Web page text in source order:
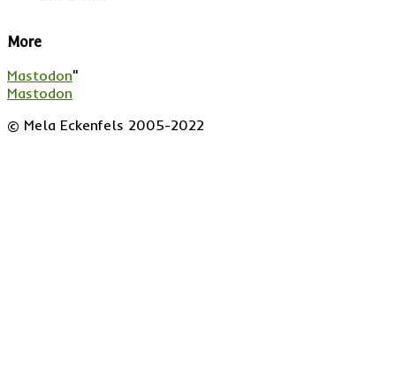
More
Mastodon"
Mastodon
© Mela Eckenfels 2005-2022